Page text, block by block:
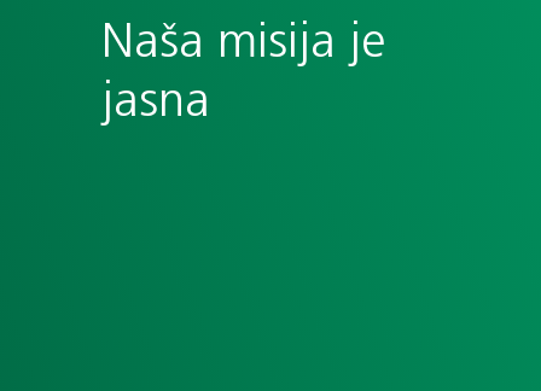
Naša misija je
jasna